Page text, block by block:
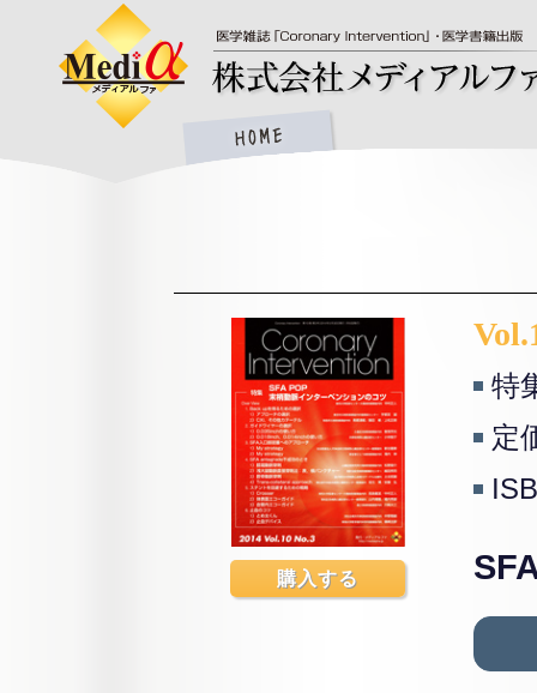
購入する
特
定